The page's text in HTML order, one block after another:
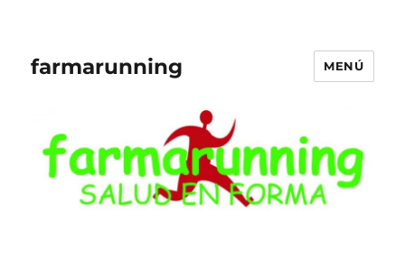
farmarunning MENÚ